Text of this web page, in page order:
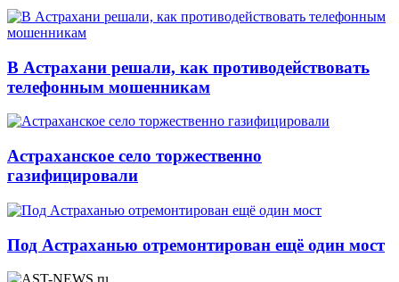
В Астрахани решали, как противодействовать
телефонным мошенникам
Астраханское село торжественно
газифицировали
Под Астраханью отремонтирован ещё один мост